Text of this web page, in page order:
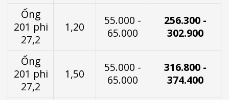
Ống
201 phi
27,2
1,20
55.000 -
65.000
256.300 -
302.900
Ống
201 phi
27,2
1,50
55.000 -
65.000
316.800 -
374.400